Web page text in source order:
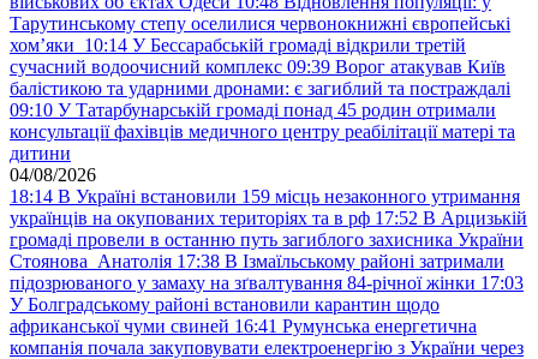
Тарутинському степу оселилися червонокнижні європейські
хом’яки 10:14 У Бессарабській громаді відкрили третій
сучасний водоочисний комплекс 09:39 Ворог атакував Київ
балістикою та ударними дронами: є загиблий та постраждалі
09:10 У Татарбунарській громаді понад 45 родин отримали
консультації фахівців медичного центру реабілітації матері та
дитини
04/08/2026
18:14 В Україні встановили 159 місць незаконного утримання
українців на окупованих територіях та в рф 17:52 В Арцизькій
громаді провели в останню путь загиблого захисника України
Стоянова Анатолія 17:38 В Ізмаїльському районі затримали
підозрюваного у замаху на зґвалтування 84-річної жінки 17:03
У Болградському районі встановили карантин щодо
африканської чуми свиней 16:41 Румунська енергетична
компанія почала закуповувати електроенергію з України через